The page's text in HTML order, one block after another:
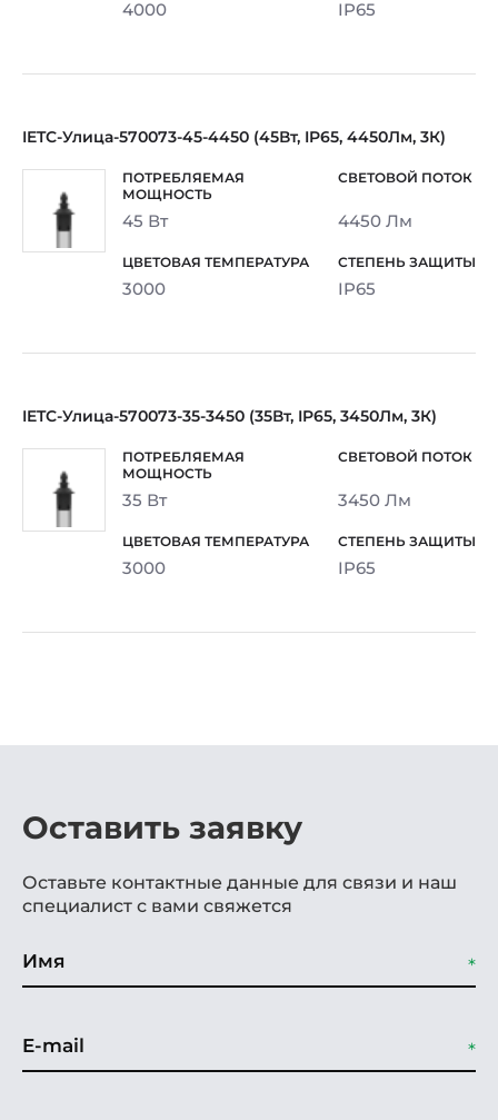
4000 IP65
IETC-Улица-570073-45-4450 (45Вт, IP65, 4450Лм, 3К)
45 Вт 4450 Лм
3000 IP65
IETC-Улица-570073-35-3450 (35Вт, IP65, 3450Лм, 3К)
35 Вт 3450 Лм
3000 IP65
Оставить заявку
Оставьте контактные данные для связи и наш
специалист с вами свяжется